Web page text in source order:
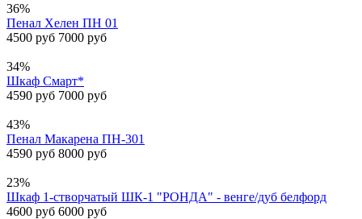
36%
Пенал Хелен ПН 01
4500 руб 7000 руб
34%
Шкаф Смарт*
4590 руб 7000 руб
43%
Пенал Макарена ПН-301
4590 руб 8000 руб
23%
Шкаф 1-створчатый ШК-1 "РОНДА" - венге/дуб белфорд
4600 руб 6000 руб